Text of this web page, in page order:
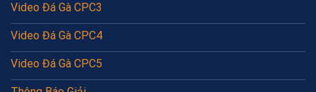
Video Đá Gà CPC3
Video Đá Gà CPC4
Video Đá Gà CPC5